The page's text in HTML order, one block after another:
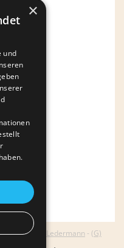
Norbert Ledermann - (G)
×
und